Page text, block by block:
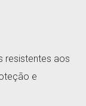
resistentes aos
e